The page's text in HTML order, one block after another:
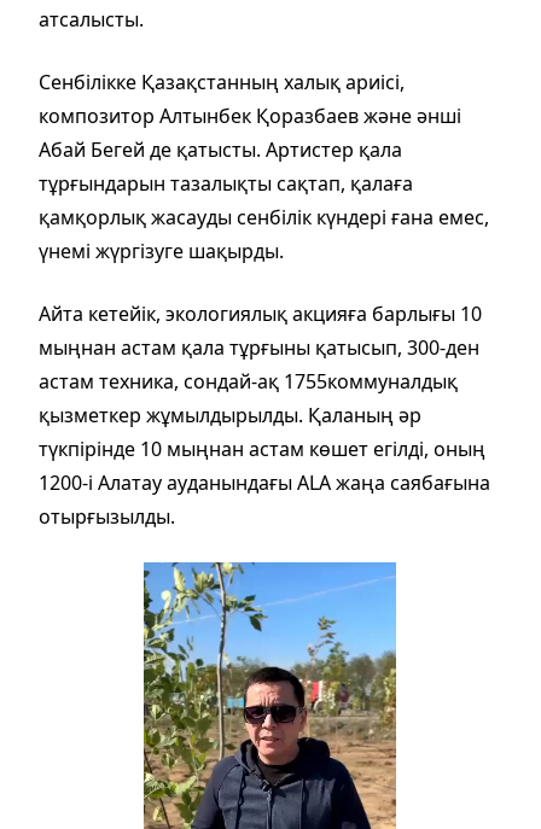
атсалысты.
Сенбілікке Қазақстанның халық ариісі,
композитор Алтынбек Қоразбаев және әнші
Абай Бегей де қатысты. Артистер қала
тұрғындарын тазалықты сақтап, қалаға
қамқорлық жасауды сенбілік күндері ғана емес,
үнемі жүргізуге шақырды.
Айта кетейік, экологиялық акцияға барлығы 10
мыңнан астам қала тұрғыны қатысып, 300-ден
астам техника, сондай-ақ 1755коммуналдық
қызметкер жұмылдырылды. Қаланың әр
түкпірінде 10 мыңнан астам көшет егілді, оның
1200-і Алатау ауданындағы ALA жаңа саябағына
отырғызылды.